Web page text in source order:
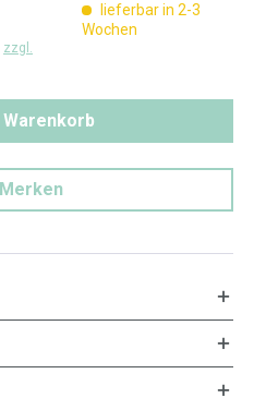
zzgl.
lieferbar in 2-3
Wochen
Warenkorb
Merken